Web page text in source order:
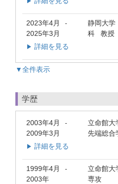
2023年4月 -
2025年3月
静岡大
科 教授
▶ 詳細を見る
▼全件表示
学歴
2003年4月 -
2009年3月
立命館
先端総合
▶ 詳細を見る
1999年4月 -
2003年
立命館
専攻